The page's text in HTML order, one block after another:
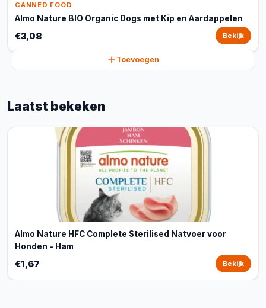
CANNED FOOD
Almo Nature BIO Organic Dogs met Kip en Aardappelen
€3,08 Bekijk
Toevoegen
Laatst bekeken
Almo Nature HFC Complete Sterilised Natvoer voor
Honden - Ham
€1,67 Bekijk